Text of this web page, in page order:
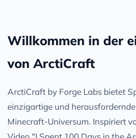
Willkommen in der
von ArctiCraft
ArctiCraft by Forge Labs bietet
einzigartige und
Minecraft-Universum. Inspiriert